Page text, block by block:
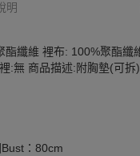
明
酯纖維 裡布: 100%聚酯纖
:無 商品描述:附胸墊(可拆
：80cm